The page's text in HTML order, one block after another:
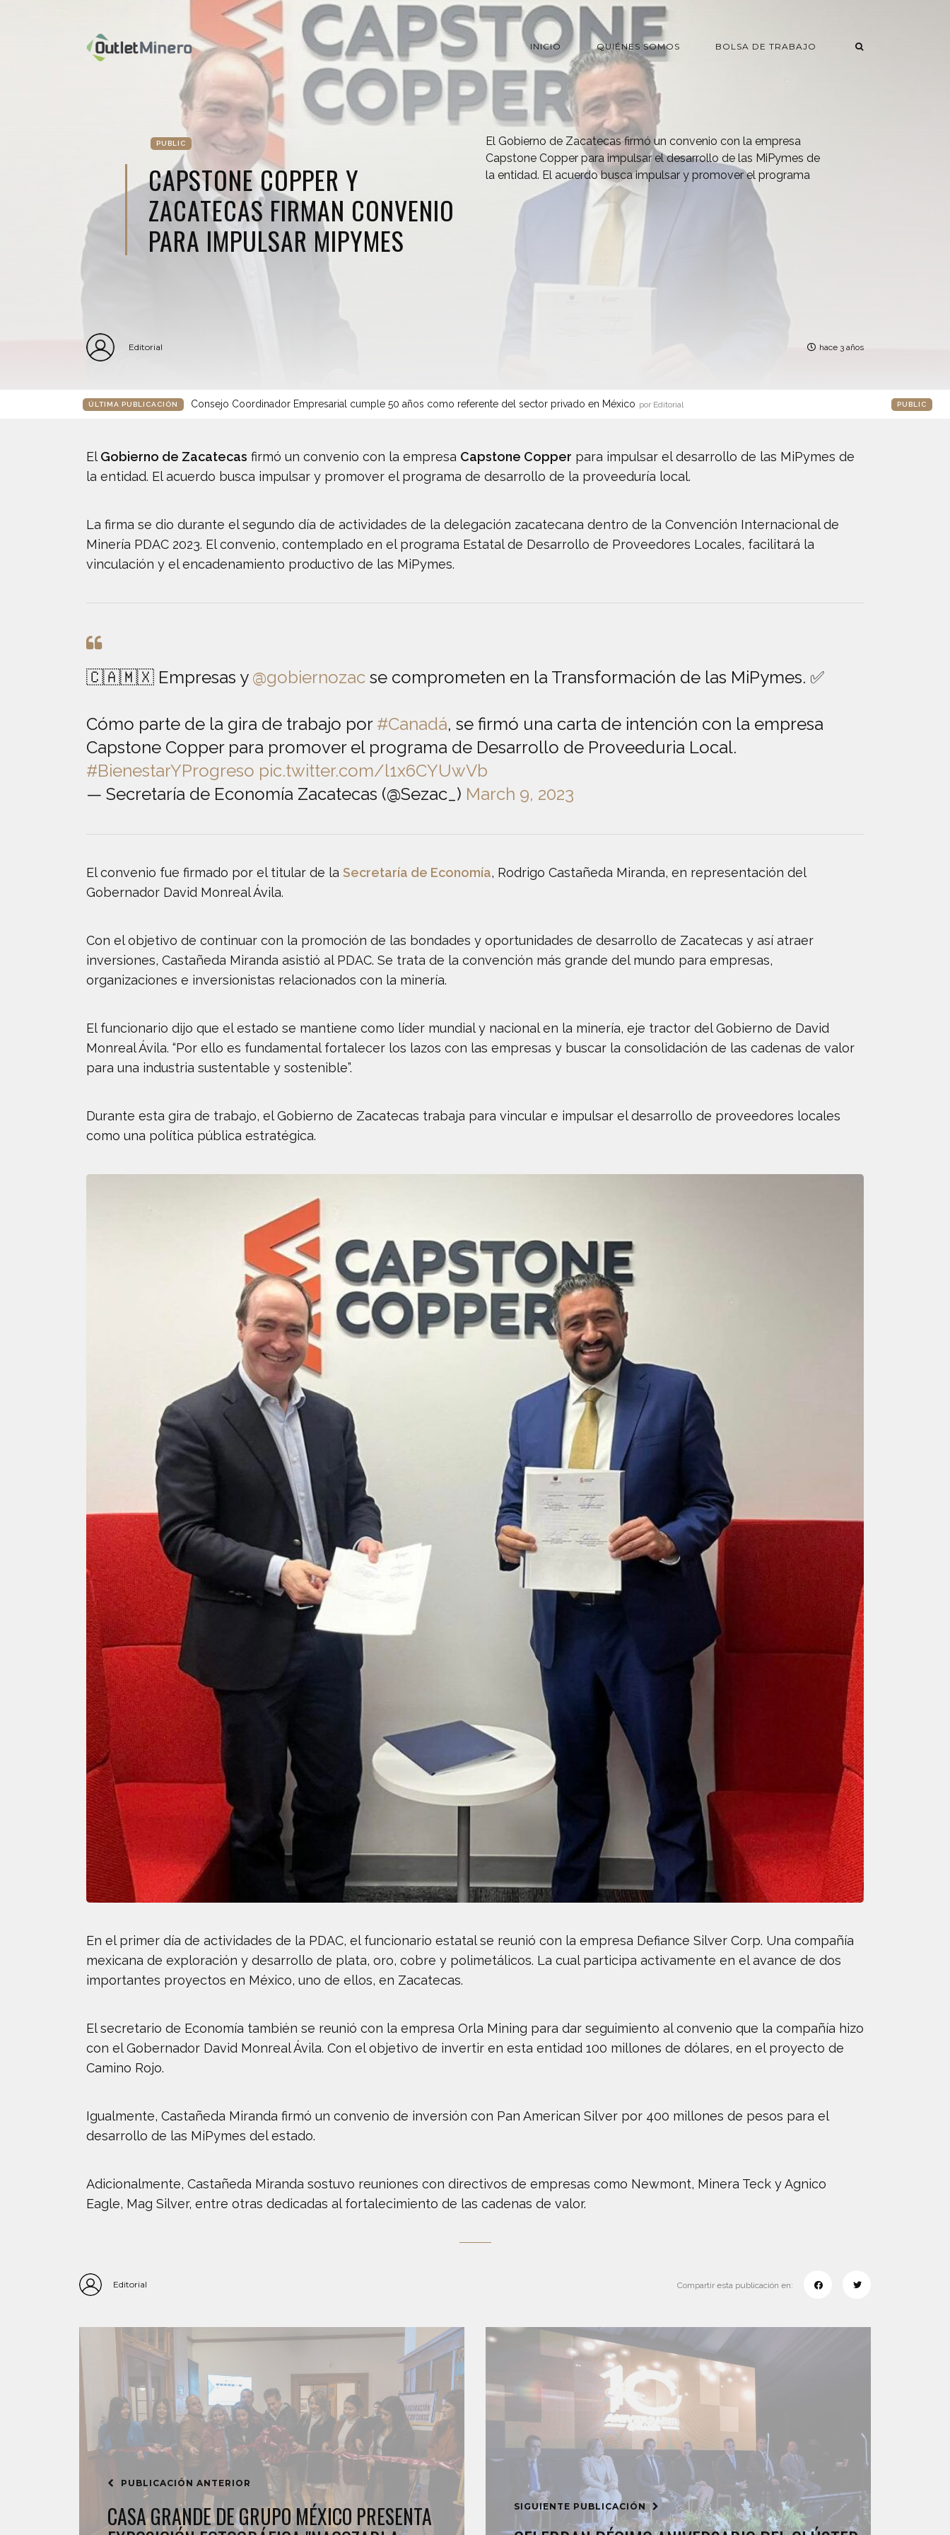
INICIO QUIÉNES SOMOS BOLSA DE TRABAJO
PUBLIC
CAPSTONE COPPER Y
ZACATECAS FIRMAN CONVENIO
PARA IMPULSAR MIPYMES
El Gobierno de Zacatecas firmó un convenio con la empresa
Capstone Copper para impulsar el desarrollo de las MiPymes de
la entidad. El acuerdo busca impulsar y promover el programa
Editorial hace 3 años
ÚLTIMA PUBLICACIÓN Consejo Coordinador Empresarial cumple 50 años como referente del sector privado en México por Editorial PUBLIC
El Gobierno de Zacatecas firmó un convenio con la empresa Capstone Copper para impulsar el desarrollo de las MiPymes de
la entidad. El acuerdo busca impulsar y promover el programa de desarrollo de la proveeduría local.
La firma se dio durante el segundo día de actividades de la delegación zacatecana dentro de la Convención Internacional de
Minería PDAC 2023. El convenio, contemplado en el programa Estatal de Desarrollo de Proveedores Locales, facilitará la
vinculación y el encadenamiento productivo de las MiPymes.
🇨🇦🇲🇽 Empresas y @gobiernozac se comprometen en la Transformación de las MiPymes. ✅
Cómo parte de la gira de trabajo por #Canadá, se firmó una carta de intención con la empresa
Capstone Copper para promover el programa de Desarrollo de Proveeduria Local.
#BienestarYProgreso pic.twitter.com/l1x6CYUwVb
— Secretaría de Economía Zacatecas (@Sezac_) March 9, 2023
El convenio fue firmado por el titular de la Secretaría de Economía, Rodrigo Castañeda Miranda, en representación del
Gobernador David Monreal Ávila.
Con el objetivo de continuar con la promoción de las bondades y oportunidades de desarrollo de Zacatecas y así atraer
inversiones, Castañeda Miranda asistió al PDAC. Se trata de la convención más grande del mundo para empresas,
organizaciones e inversionistas relacionados con la minería.
El funcionario dijo que el estado se mantiene como líder mundial y nacional en la minería, eje tractor del Gobierno de David
Monreal Ávila. “Por ello es fundamental fortalecer los lazos con las empresas y buscar la consolidación de las cadenas de valor
para una industria sustentable y sostenible”.
Durante esta gira de trabajo, el Gobierno de Zacatecas trabaja para vincular e impulsar el desarrollo de proveedores locales
como una política pública estratégica.
En el primer día de actividades de la PDAC, el funcionario estatal se reunió con la empresa Defiance Silver Corp. Una compañía
mexicana de exploración y desarrollo de plata, oro, cobre y polimetálicos. La cual participa activamente en el avance de dos
importantes proyectos en México, uno de ellos, en Zacatecas.
El secretario de Economía también se reunió con la empresa Orla Mining para dar seguimiento al convenio que la compañía hizo
con el Gobernador David Monreal Ávila. Con el objetivo de invertir en esta entidad 100 millones de dólares, en el proyecto de
Camino Rojo.
Igualmente, Castañeda Miranda firmó un convenio de inversión con Pan American Silver por 400 millones de pesos para el
desarrollo de las MiPymes del estado.
Adicionalmente, Castañeda Miranda sostuvo reuniones con directivos de empresas como Newmont, Minera Teck y Agnico
Eagle, Mag Silver, entre otras dedicadas al fortalecimiento de las cadenas de valor.
Editorial Compartir esta publicación en:
PUBLICACIÓN ANTERIOR
CASA GRANDE DE GRUPO MÉXICO PRESENTA
SIGUIENTE PUBLICACIÓN